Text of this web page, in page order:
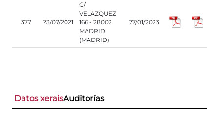
377 23/07/2021
C/
VELAZQUEZ
166 - 28002
MADRID
(MADRID)
27/01/2023
Datos xeraisAuditorías